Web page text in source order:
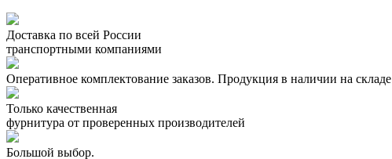
Доставка по всей России
транспортными компаниями
Оперативное комплектование заказов. Продукция в наличии на складе
Только качественная
фурнитура от проверенных производителей
Большой выбор.